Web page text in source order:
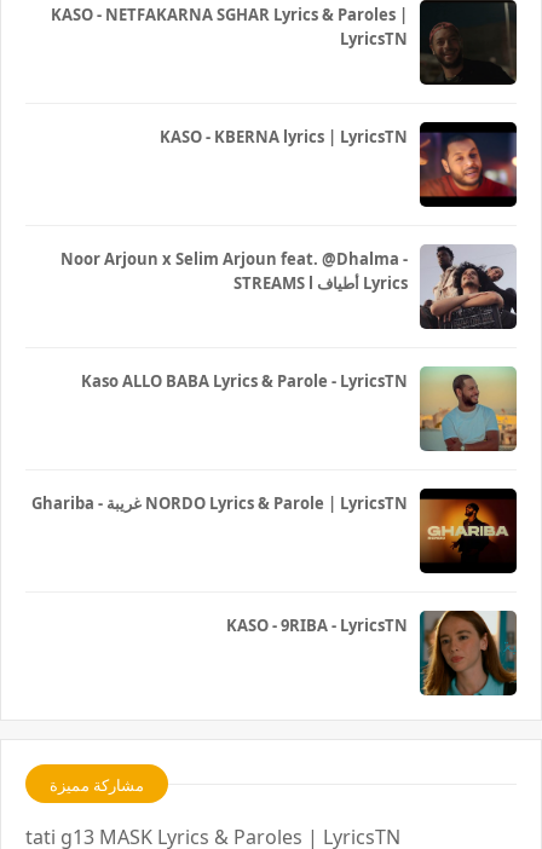
KASO - NETFAKARNA SGHAR Lyrics & Paroles |
LyricsTN
KASO - KBERNA lyrics | LyricsTN
Noor Arjoun x Selim Arjoun feat. @Dhalma -
STREAMS l أطياف Lyrics
Kaso ALLO BABA Lyrics & Parole - LyricsTN
Ghariba - غريبة NORDO Lyrics & Parole | LyricsTN
KASO - 9RIBA - LyricsTN
مشاركة مميزة
tati g13 MASK Lyrics & Paroles | LyricsTN